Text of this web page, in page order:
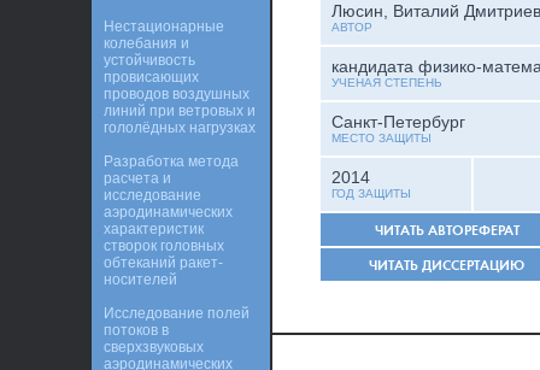
Люсин, Виталий
АВТОР
кандидата физико-
УЧЕНАЯ СТЕПЕНЬ
Санкт-Петербург
МЕСТО ЗАЩИТЫ
2014
ГОД ЗАЩИТЫ
ЧИТАТЬ АВТОРЕФЕРАТ
ЧИТАТЬ ДИССЕРТАЦИЮ
Нестационарные
колебания и
устойчивость
провисающих
проводов воздушных
линий при ветровых и
гололёдных нагрузках
Разработка метода
расчета и
исследование
аэродинамических
характеристик
створок головных
обтеканий ракет-
носителей
Исследование полей
потоков в
сверхзвуковых
аэродинамических